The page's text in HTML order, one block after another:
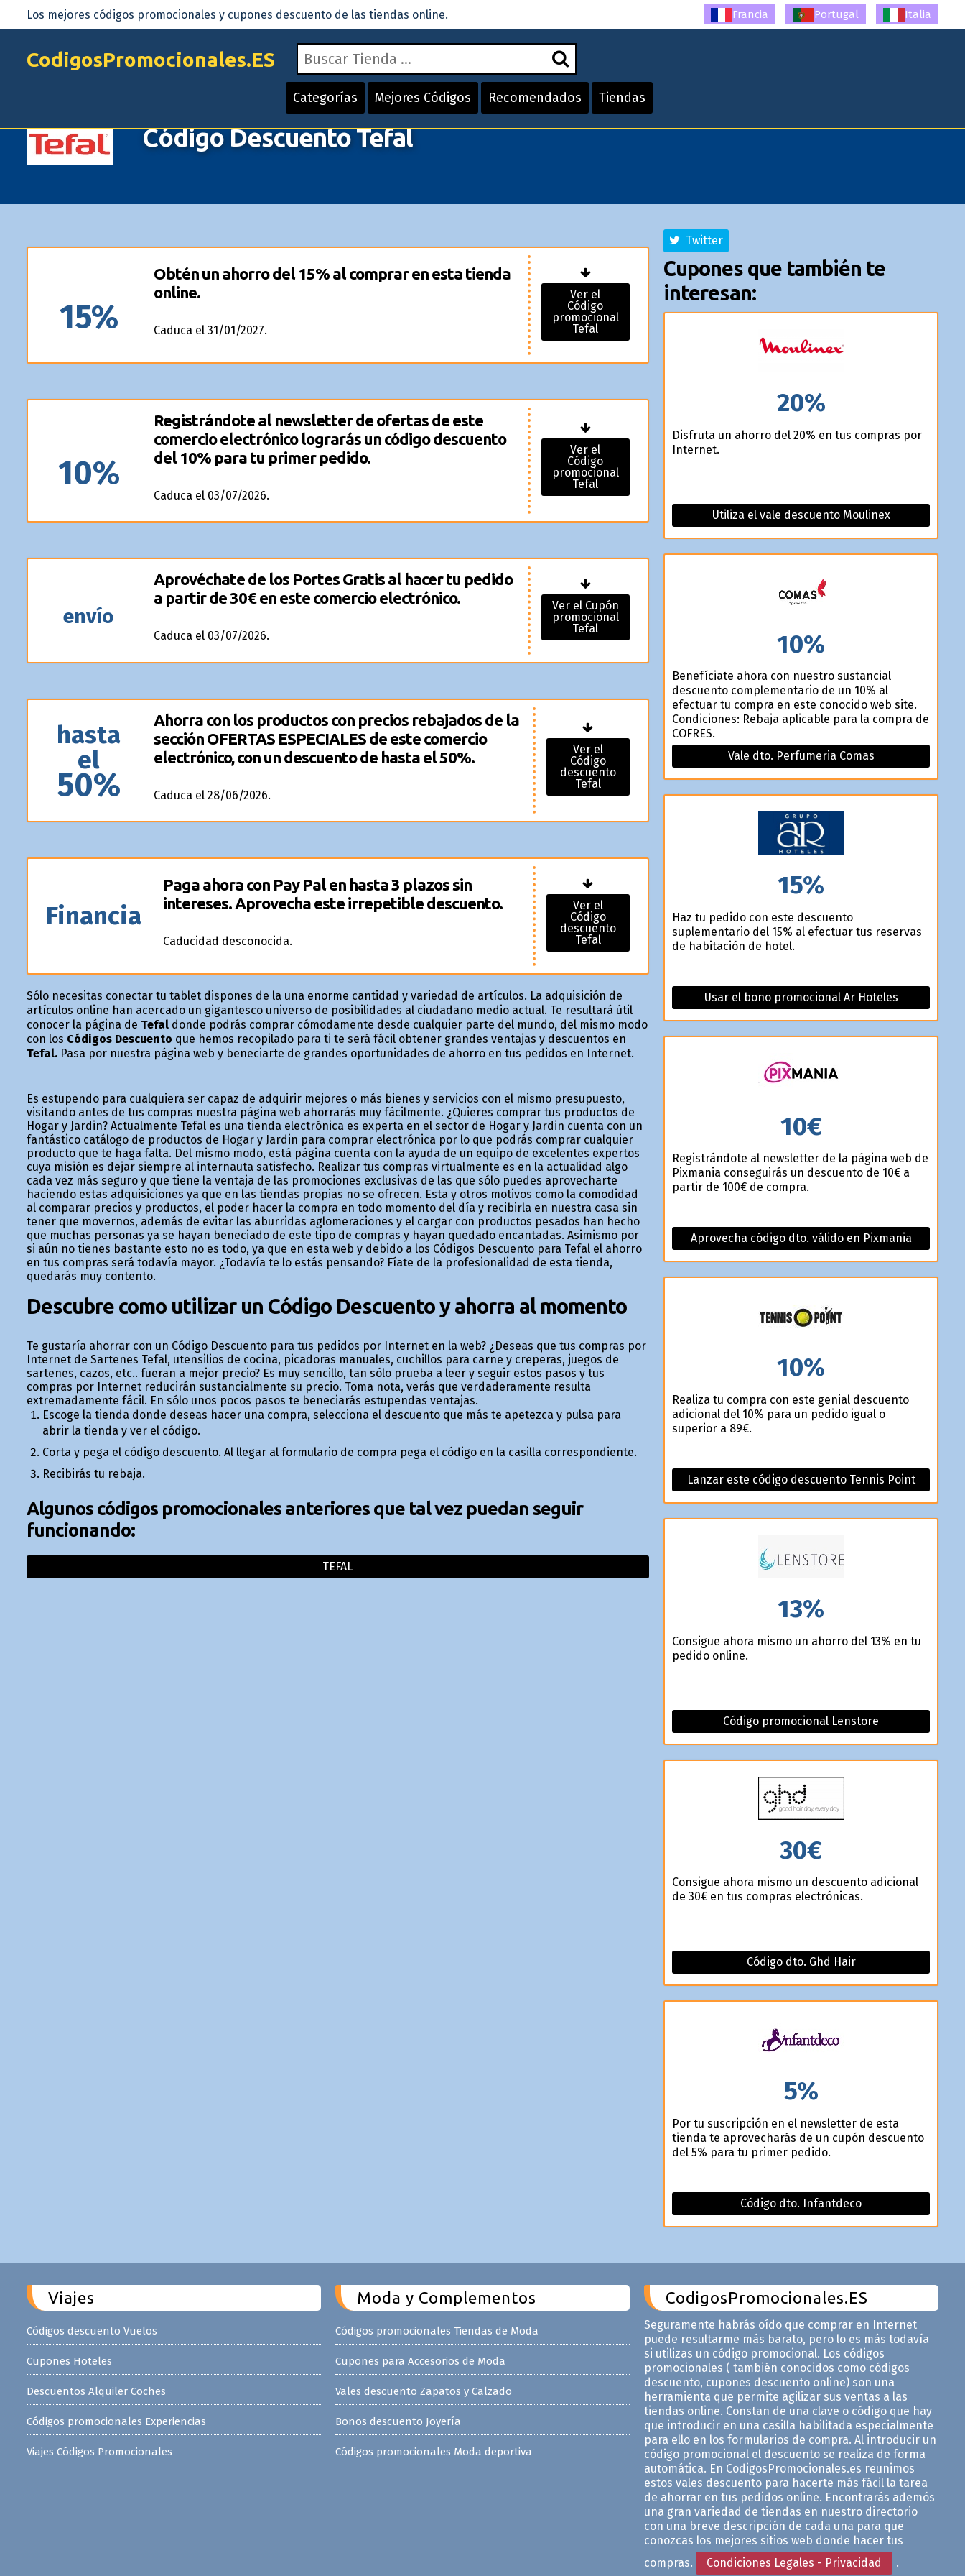
CodigosPromocionales.ES
Categorías Mejores Códigos Recomendados Tiendas
Los mejores códigos promocionales y cupones descuento de las tiendas online. Francia Portugal Italia
Código Descuento Tefal
15%
Obtén un ahorro del 15% al comprar en esta tienda
online.
Caduca el 31/01/2027.
Ver el
Código
promocional
Tefal
10%
Registrándote al newsletter de ofertas de este
comercio electrónico lograrás un código descuento
del 10% para tu primer pedido.
Caduca el 03/07/2026.
Ver el
Código
promocional
Tefal
envío
Aprovéchate de los Portes Gratis al hacer tu pedido
a partir de 30€ en este comercio electrónico.
Caduca el 03/07/2026.
Ver el Cupón
promocional
Tefal
hasta
el
50%
Ahorra con los productos con precios rebajados de la
sección OFERTAS ESPECIALES de este comercio
electrónico, con un descuento de hasta el 50%.
Caduca el 28/06/2026.
Ver el
Código
descuento
Tefal
Financia
Paga ahora con Pay Pal en hasta 3 plazos sin
intereses. Aprovecha este irrepetible descuento.
Caducidad desconocida.
Ver el
Código
descuento
Tefal
Sólo necesitas conectar tu tablet dispones de la una enorme cantidad y variedad de artículos. La adquisición de
artículos online han acercado un gigantesco universo de posibilidades al ciudadano medio actual. Te resultará útil
conocer la página de Tefaldonde podrás comprar cómodamente desde cualquier parte del mundo, del mismo modo
con los Códigos Descuento que hemos recopilado para ti te será fácil obtener grandes ventajas y descuentos en
Tefal.Pasa por nuestra página web y beneficiarte de grandes oportunidades de ahorro en tus pedidos en Internet.
Es estupendo para cualquiera ser capaz de adquirir mejores o más bienes y servicios con el mismo presupuesto,
visitando antes de tus compras nuestra página web ahorrarás muy fácilmente. ¿Quieres comprar tus productos de
Hogar y Jardin? Actualmente Tefal es una tienda electrónica es experta en el sector de Hogar y Jardin cuenta con un
fantástico catálogo de productos de Hogar y Jardin para comprar electrónica por lo que podrás comprar cualquier
producto que te haga falta. Del mismo modo, está página cuenta con la ayuda de un equipo de excelentes expertos
cuya misión es dejar siempre al internauta satisfecho. Realizar tus compras virtualmente es en la actualidad algo
cada vez más seguro y que tiene la ventaja de las promociones exclusivas de las que sólo puedes aprovecharte
haciendo estas adquisiciones ya que en las tiendas propias no se ofrecen. Esta y otros motivos como la comodidad
al comparar precios y productos, el poder hacer la compra en todo momento del día y recibirla en nuestra casa sin
tener que movernos, además de evitar las aburridas aglomeraciones y el cargar con productos pesados han hecho
que muchas personas ya se hayan beneficiado de este tipo de compras y hayan quedado encantadas. Asimismo por
si aún no tienes bastante esto no es todo, ya que en esta web y debido a los Códigos Descuento para Tefal el ahorro
en tus compras será todavía mayor. ¿Todavía te lo estás pensando? Fíate de la profesionalidad de esta tienda,
quedarás muy contento.
Descubre como utilizar un Código Descuento y ahorra al momento
Te gustaría ahorrar con un Código Descuento para tus pedidos por Internet en la web? ¿Deseas que tus compras por
Internet de Sartenes Tefal, utensilios de cocina, picadoras manuales, cuchillos para carne y creperas, juegos de
sartenes, cazos, etc.. fueran a mejor precio? Es muy sencillo, tan sólo prueba a leer y seguir estos pasos y tus
compras por Internet reducirán sustancialmente su precio. Toma nota, verás que verdaderamente resulta
extremadamente fácil. En sólo unos pocos pasos te beneficiarás estupendas ventajas.
Escoge la tienda donde deseas hacer una compra, selecciona el descuento que más te apetezca y pulsa para
abrir la tienda y ver el código.
Corta y pega el código descuento. Al llegar al formulario de compra pega el código en la casilla correspondiente.
Recibirás tu rebaja.
Algunos códigos promocionales anteriores que tal vez puedan seguir
funcionando:
TEFAL
Twitter
Cupones que también te
interesan:
20%
Disfruta un ahorro del 20% en tus compras por
Internet.
Utiliza el vale descuento Moulinex
10%
Benefíciate ahora con nuestro sustancial
descuento complementario de un 10% al
efectuar tu compra en este conocido web site.
Condiciones: Rebaja aplicable para la compra de
COFRES.
Vale dto. Perfumeria Comas
15%
Haz tu pedido con este descuento
suplementario del 15% al efectuar tus reservas
de habitación de hotel.
Usar el bono promocional Ar Hoteles
10€
Registrándote al newsletter de la página web de
Pixmania conseguirás un descuento de 10€ a
partir de 100€ de compra.
Aprovecha código dto. válido en Pixmania
10%
Realiza tu compra con este genial descuento
adicional del 10% para un pedido igual o
superior a 89€.
Lanzar este código descuento Tennis Point
13%
Consigue ahora mismo un ahorro del 13% en tu
pedido online.
Código promocional Lenstore
30€
Consigue ahora mismo un descuento adicional
de 30€ en tus compras electrónicas.
Código dto. Ghd Hair
5%
Por tu suscripción en el newsletter de esta
tienda te aprovecharás de un cupón descuento
del 5% para tu primer pedido.
Código dto. Infantdeco
Viajes
Códigos descuento Vuelos
Cupones Hoteles
Descuentos Alquiler Coches
Códigos promocionales Experiencias
Viajes Códigos Promocionales
Moda y Complementos
Códigos promocionales Tiendas de Moda
Cupones para Accesorios de Moda
Vales descuento Zapatos y Calzado
Bonos descuento Joyería
Códigos promocionales Moda deportiva
CodigosPromocionales.ES
Seguramente habrás oído que comprar en Internet
puede resultarme más barato, pero lo es más todavía
si utilizas un código promocional. Los códigos
promocionales ( también conocidos como códigos
descuento, cupones descuento online) son una
herramienta que permite agilizar sus ventas a las
tiendas online. Constan de una clave o código que hay
que introducir en una casilla habilitada especialmente
para ello en los formularios de compra. Al introducir un
código promocional el descuento se realiza de forma
automática. En CodigosPromocionales.es reunimos
estos vales descuento para hacerte más fácil la tarea
de ahorrar en tus pedidos online. Encontrarás ademós
una gran variedad de tiendas en nuestro directorio
con una breve descripción de cada una para que
conozcas los mejores sitios web donde hacer tus
compras.
Condiciones Legales - Privacidad .